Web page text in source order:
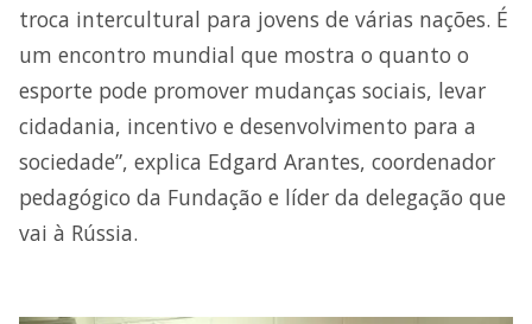
troca intercultural para jovens de várias nações. É
um encontro mundial que mostra o quanto o
esporte pode promover mudanças sociais, levar
cidadania, incentivo e desenvolvimento para a
sociedade”, explica Edgard Arantes, coordenador
pedagógico da Fundação e líder da delegação que
vai à Rússia.